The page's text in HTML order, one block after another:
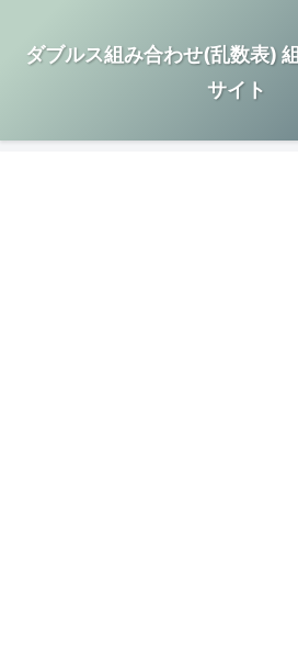
ダブルス組み合わせ(乱数表)
サイト